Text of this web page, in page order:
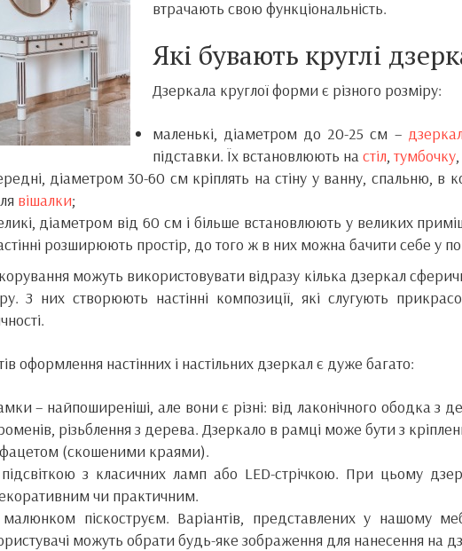
втрачають свою функціональність.
Які бувають круглі
Дзеркала круглої форми є різного розміру:
маленькі, діаметром до 20-25 см –
підставки. Їх встановлюють настіл, тумбочку,
діаметром 30-60 см кріплять на стіну у ванну, спальню, в
вішалки;
діаметром від 60 см і більше встановлюють у великих
розширюють простір, до того ж в них можна бачити себе у
можуть використовувати відразу кілька дзеркал
З них створюють настінні композиції, які слугують
оформлення настінних і настільних дзеркал є дуже багато:
– найпоширеніші, але вони є різні: від лаконічного ободка з
різьблення з дерева. Дзеркало в рамці може бути з
(скошеними краями).
з класичних ламп або LED-стрічкою. При цьому
чи практичним.
піскоструєм. Варіантів, представлених у нашому
можуть обрати будь-яке зображення для нанесення на